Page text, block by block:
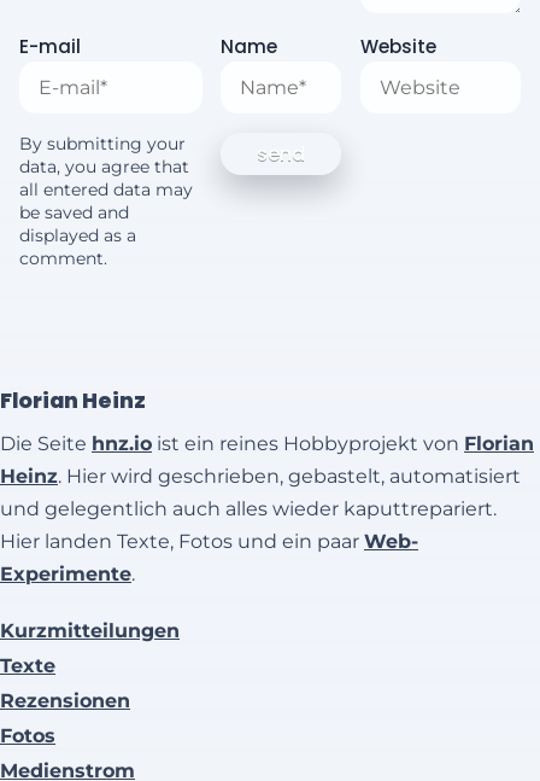
E-mail Name Website
By submitting your
data, you agree that
all entered data may
be saved and
displayed as a
comment.
Florian Heinz
Die Seite hnz.io ist ein reines Hobbyprojekt von Florian
Heinz. Hier wird geschrieben, gebastelt, automatisiert
und gelegentlich auch alles wieder kaputtrepariert.
Hier landen Texte, Fotos und ein paar Web-
Experimente.
Kurzmitteilungen
Texte
Rezensionen
Fotos
Medienstrom